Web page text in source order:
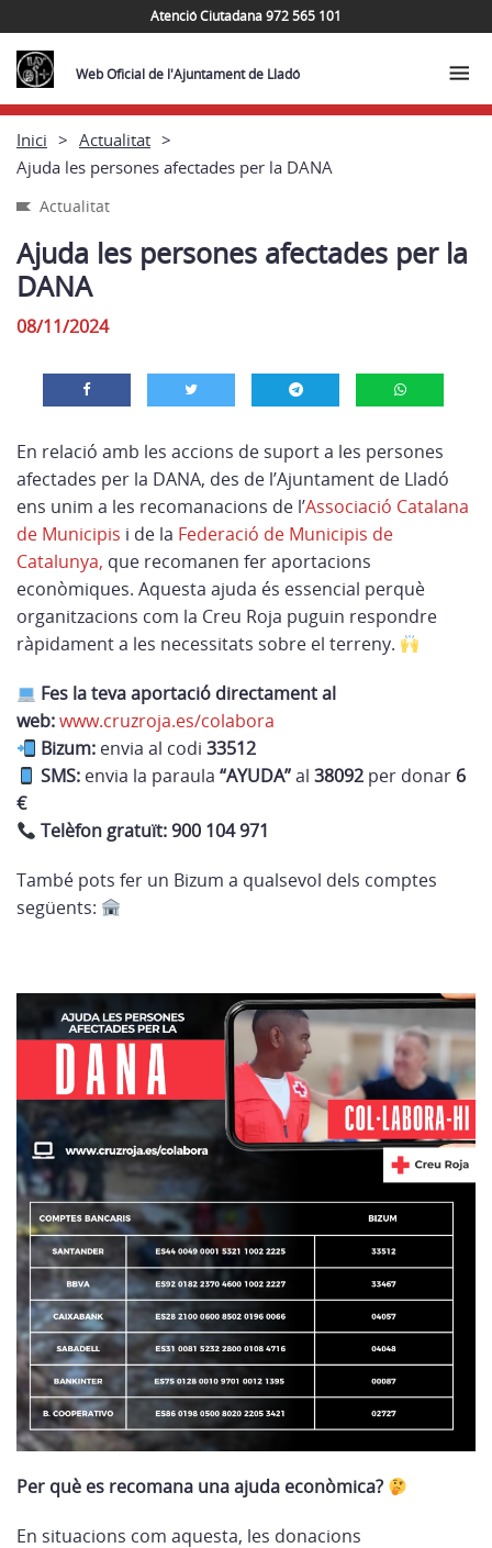
Atenció Ciutadana 972 565 101
Web Oficial de l'Ajuntament de Lladó
Inici
Actualitat
Ajuda les persones afectades per la DANA
Actualitat
Ajuda les persones afectades per la
DANA
08/11/2024
En relació amb les accions de suport a les persones
afectades per la DANA, des de l’Ajuntament de Lladó
ens unim a les recomanacions de l’Associació Catalana
de Municipis i de la Federació de Municipis de
Catalunya, que recomanen fer aportacions
econòmiques. Aquesta ajuda és essencial perquè
organitzacions com la Creu Roja puguin respondre
ràpidament a les necessitats sobre el terreny.
Fes la teva aportació directament al
web:www.cruzroja.es/colabora
Bizum: envia al codi33512
SMS: envia la paraula“AYUDA”al38092 per donar 6
€
Telèfon gratuït:900 104 971
També pots fer un Bizum a qualsevol dels comptes
següents:
Per què es recomana una ajuda econòmica?
En situacions com aquesta, les donacions